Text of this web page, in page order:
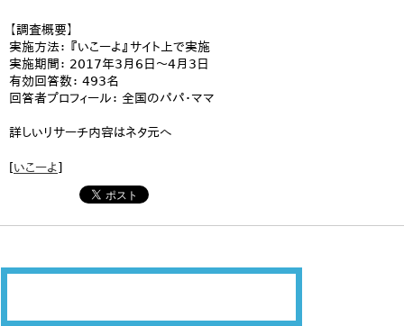
【調査概要】
実施方法： 『いこーよ』サイト上で実施
実施期間： 2017年3月6日～4月3日
有効回答数： 493名
回答者プロフィール： 全国のパパ・ママ
詳しいリサーチ内容はネタ元へ
[いこーよ]